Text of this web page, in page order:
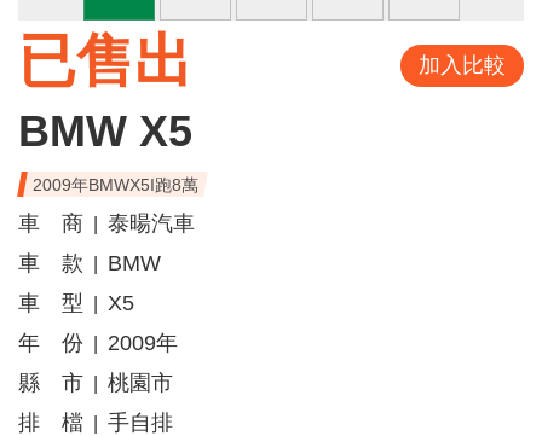
已售出 加入比較
BMW X5
2009年BMWX5I跑8萬
車 商
泰暘汽車
車 款
BMW
車 型
X5
年 份
2009年
縣 市
桃園市
排 檔
手自排